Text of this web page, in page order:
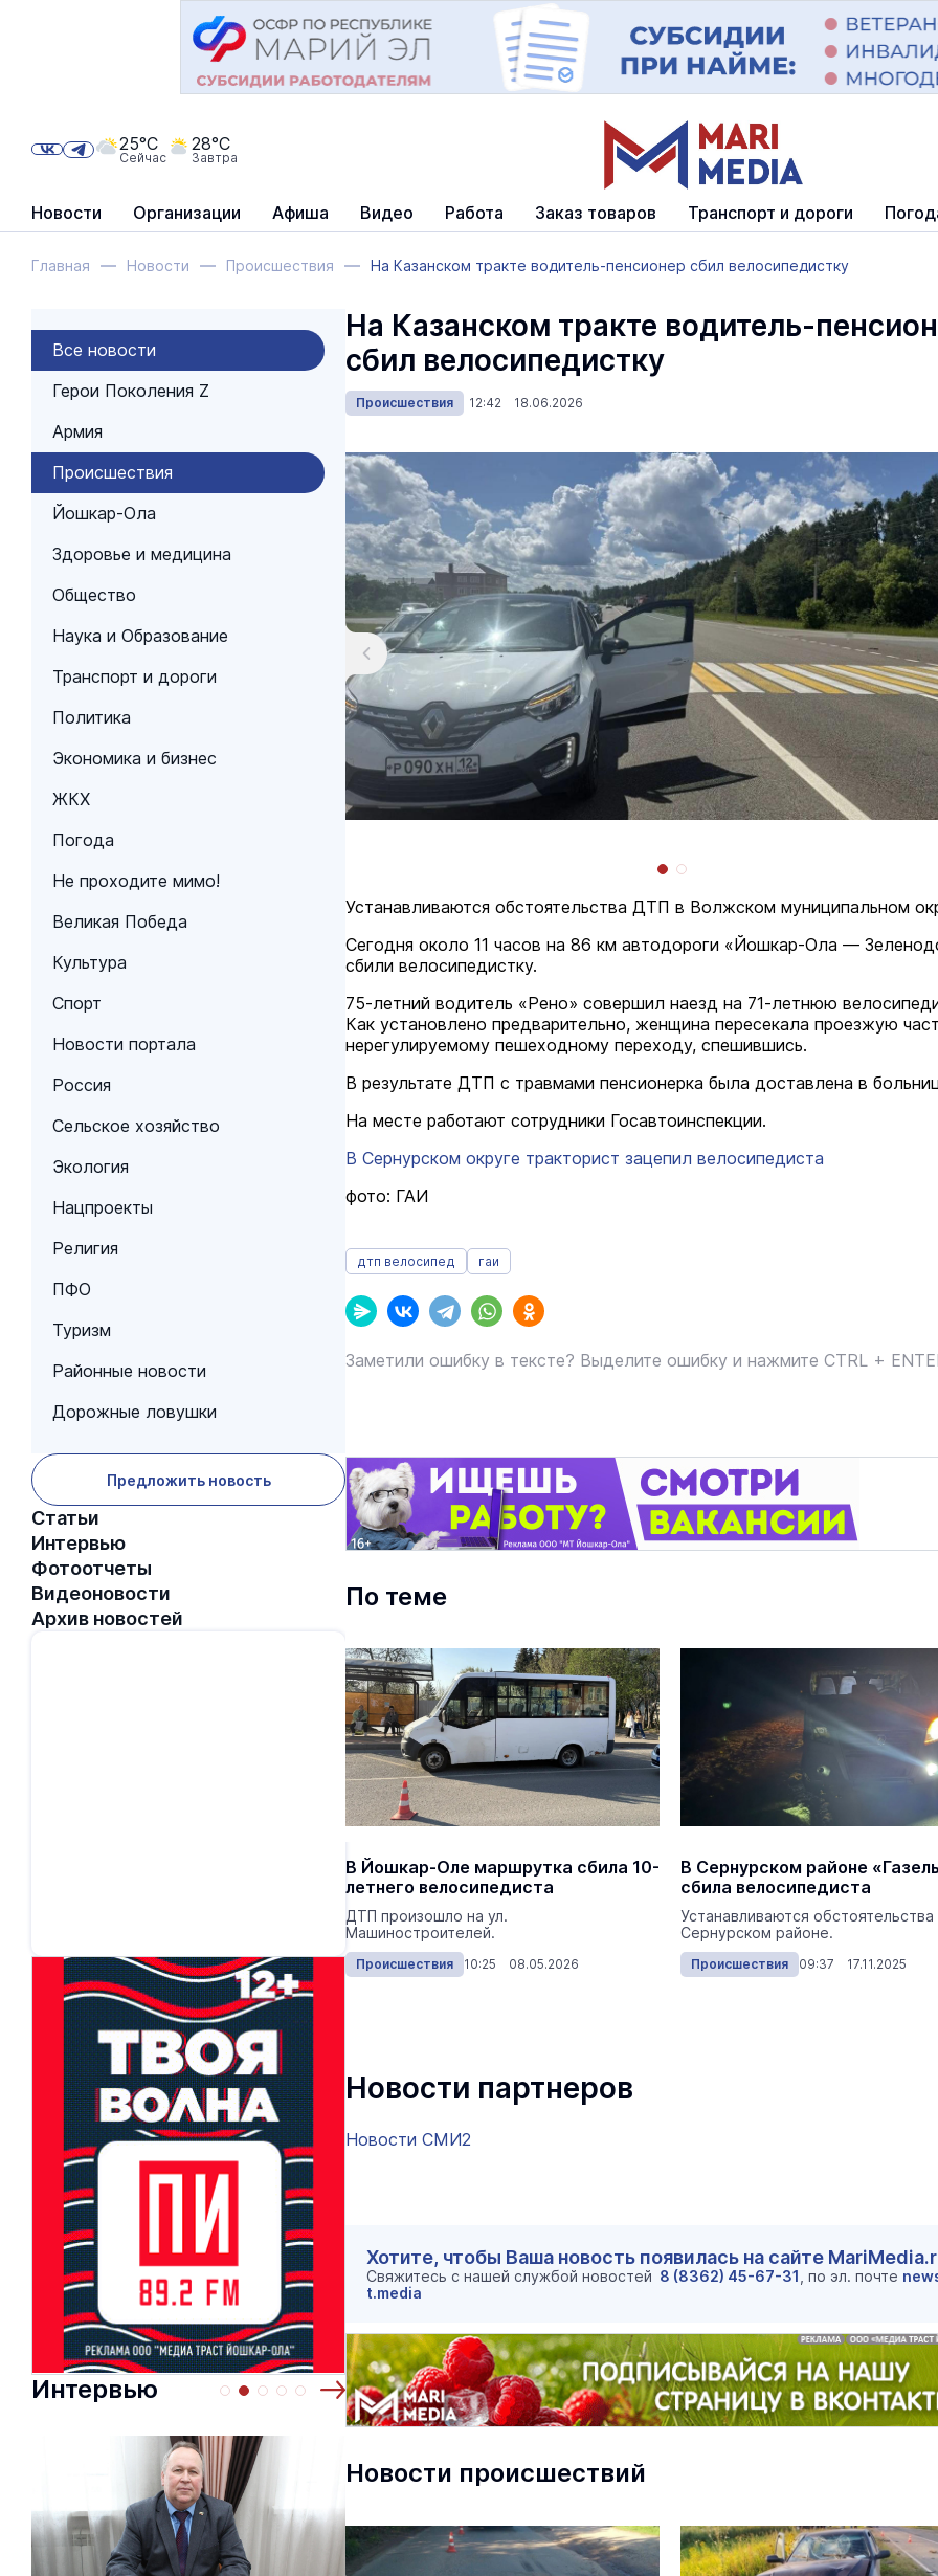
Новости Организации Афиша Видео Работа Заказ товаров Транспорт и дороги
25°C
Сейчас
28°C
Завтра
Главная Новости Происшествия На Казанском тракте водитель-пенсионер сбил велосипедистку
Все новости
Герои Поколения Z
Армия
Происшествия
Йошкар-Ола
Здоровье и медицина
Общество
Наука и Образование
Транспорт и дороги
Политика
Экономика и бизнес
ЖКХ
Погода
Не проходите мимо!
Великая Победа
Культура
Спорт
Новости портала
Россия
Сельское хозяйство
Экология
Нацпроекты
Религия
ПФО
Туризм
Районные новости
Дорожные ловушки
Предложить новость
Статьи
Интервью
Фотоотчеты
Видеоновости
Архив новостей
Интервью
На Казанском тракте водитель-
сбил велосипедистку
Происшествия 12:42 18.06.2026
Устанавливаются обстоятельства ДТП в Волжском муниципальном
Сегодня около 11 часов на 86 км автодороги «Йошкар-Ола —
сбили велосипедистку.
75-летний водитель «Рено» совершил наезд на 71-летнюю
Как установлено предварительно, женщина пересекала проезжую
нерегулируемому пешеходному переходу, спешившись.
В результате ДТП с травмами пенсионерка была доставлена в
На месте работают сотрудники Госавтоинспекции.
В Сернурском округе тракторист зацепил велосипедиста
фото: ГАИ
дтп велосипед гаи
Заметили ошибку в тексте? Выделите ошибку и нажмите CTRL +
По теме
В Йошкар-Оле маршрутка сбила 10-
летнего велосипедиста
ДТП произошло на ул.
Машиностроителей.
Происшествия 10:25 08.05.2026
В Сернурском районе
сбила велосипедиста
Устанавливаются
Сернурском районе.
Происшествия 09:37 17.11.2025
Новости партнеров
Новости СМИ2
Хотите, чтобы Ваша новость появилась на сайте
Свяжитесь с нашей службой новостей 8 (8362) 45-67-31 , по эл. почте
t.media
Новости происшествий
В Йошкар-Оле в